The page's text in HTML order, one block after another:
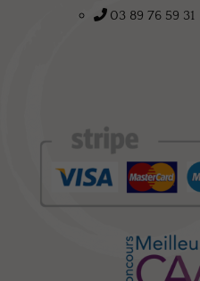
03 89 76 59 31